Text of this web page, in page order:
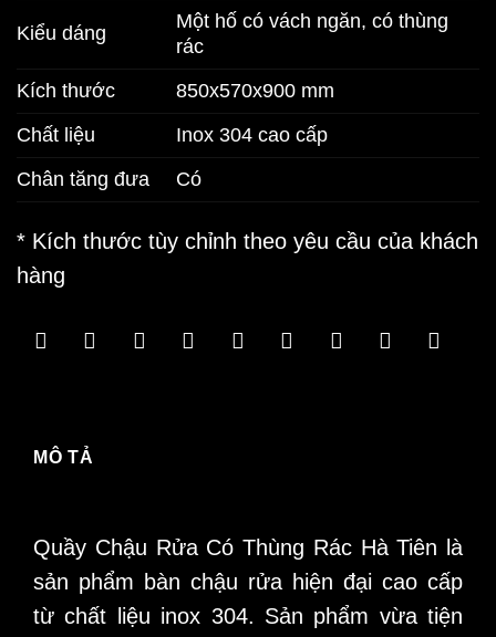
Kiểu dáng
Một hố có vách ngăn, có thùng
rác
Kích thước
850x570x900 mm
Chất liệu
Inox 304 cao cấp
Chân tăng đưa
Có
* Kích thước tùy chỉnh theo yêu cầu của khách
hàng
MÔ TẢ
Quầy Chậu Rửa Có Thùng Rác Hà Tiên là
sản phẩm bàn chậu rửa hiện đại cao cấp
từ chất liệu inox 304. Sản phẩm vừa tiện